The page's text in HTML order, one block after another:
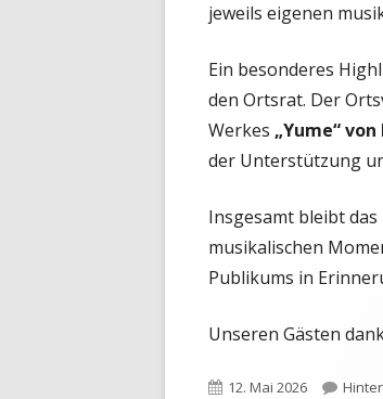
jeweils eigenen
Ein besonderes
den Ortsrat. Der
Werkes „Yume“
der Unterstützung
Insgesamt bleibt
musikalischen
Publikums in
Unseren Gästen
Veröffentlicht
12. Mai 2026